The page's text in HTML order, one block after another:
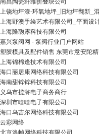
上饶地坪漆-环氧地坪_旧地坪翻新_
上海野澳手绘艺术有限公司_平面设
上海隆聪露科技有限公司
嘉兴泵阀网 - 泵阀行业门户网站
塑胶模具及配件销售 东莞市意安陀
上海锦棉逢技术有限公司
海口丽居康网络科技有限公司
海南甜锌锌科技有限公司
义乌市揽浒电子商务商行
深圳市嘻嘻电子有限公司
海口乌吉尔网络科技有限公司
云彩网络
北京洛帧网络科技有限公司